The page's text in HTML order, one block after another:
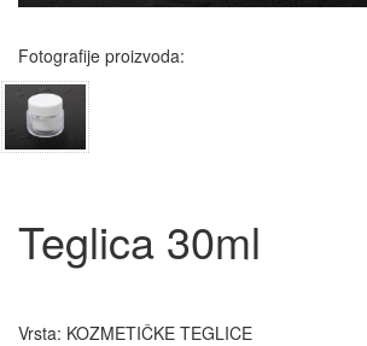
Fotografije proizvoda:
Teglica 30ml
Vrsta: KOZMETIČKE TEGLICE